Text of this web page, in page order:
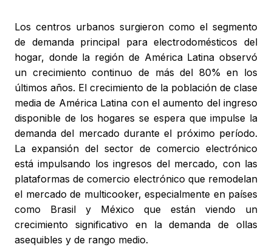
Los centros urbanos surgieron como el segmento
de demanda principal para electrodomésticos del
hogar, donde la región de América Latina observó
un crecimiento continuo de más del 80% en los
últimos años. El crecimiento de la población de clase
media de América Latina con el aumento del ingreso
disponible de los hogares se espera que impulse la
demanda del mercado durante el próximo período.
La expansión del sector de comercio electrónico
está impulsando los ingresos del mercado, con las
plataformas de comercio electrónico que remodelan
el mercado de multicooker, especialmente en países
como Brasil y México que están viendo un
crecimiento significativo en la demanda de ollas
asequibles y de rango medio.